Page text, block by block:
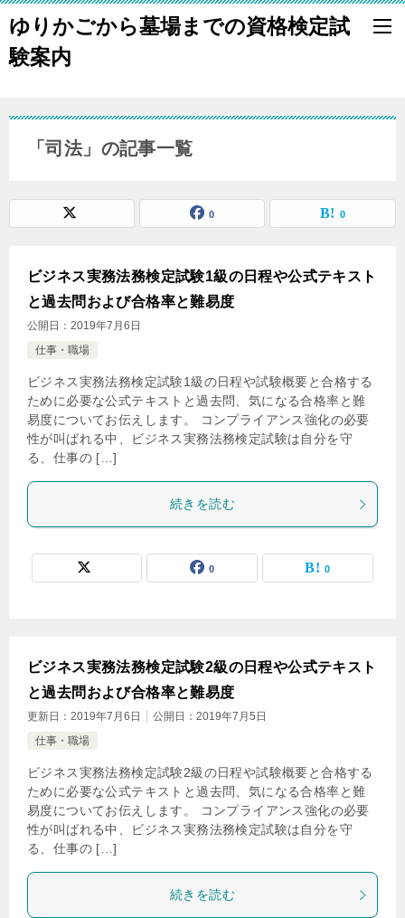
ゆりかごから墓場までの資格検定試
験案内
「司法」の記事一覧
0 0
ビジネス実務法務検定試験1級の日程や公式テキスト
と過去問および合格率と難易度
公開日： 2019年7月6日
仕事・職場
ビジネス実務法務検定試験1級の日程や試験概要と合格する
ために必要な公式テキストと過去問、気になる合格率と難
易度についてお伝えします。 コンプライアンス強化の必要
性が叫ばれる中、ビジネス実務法務検定試験は自分を守
る、仕事の […]
続きを読む
0 0
ビジネス実務法務検定試験2級の日程や公式テキスト
と過去問および合格率と難易度
更新日： 2019年7月6日 公開日： 2019年7月5日
仕事・職場
ビジネス実務法務検定試験2級の日程や試験概要と合格する
ために必要な公式テキストと過去問、気になる合格率と難
易度についてお伝えします。 コンプライアンス強化の必要
性が叫ばれる中、ビジネス実務法務検定試験は自分を守
る、仕事の […]
続きを読む